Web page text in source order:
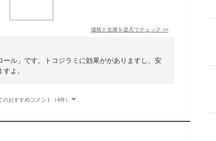
価格と在庫を楽天でチェック >>
ル」です。トコジラミに効果ががありますし、安
よ。
のおすすめコメント（4件）